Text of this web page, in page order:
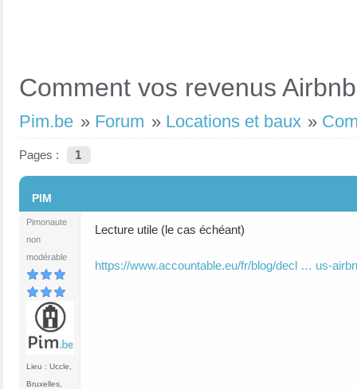
Comment vos revenus
Pim.be » Forum » Locations et baux »
Pages : 1
PIM
Pimonaute
non
modérable
Lieu : Uccle,
Bruxelles,
Lecture utile (le cas échéant)
https://www.accountable.eu/fr/blog/decl … us-